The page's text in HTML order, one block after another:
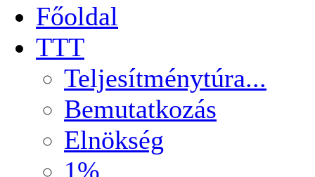
Főoldal
TTT
Teljesítménytúra...
Bemutatkozás
Elnökség
1%